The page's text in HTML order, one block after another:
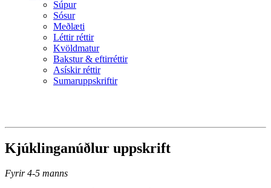
Súpur
Sósur
Meðlæti
Léttir réttir
Kvöldmatur
Bakstur & eftirréttir
Asískir réttir
Sumaruppskriftir
Kjúklinganúðlur uppskrift
Fyrir 4-5 manns